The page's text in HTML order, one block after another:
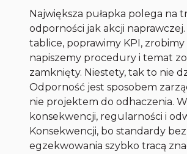
Największa pułapka polega na
odporności jak akcji
tablice, poprawimy KPI, zrobimy
napiszemy procedury i temat
zamknięty. Niestety, tak to nie
Odporność jest sposobem
nie projektem do odhaczenia.
konsekwencji, regularności i
Konsekwencji, bo standardy bez
egzekwowania szybko tracą